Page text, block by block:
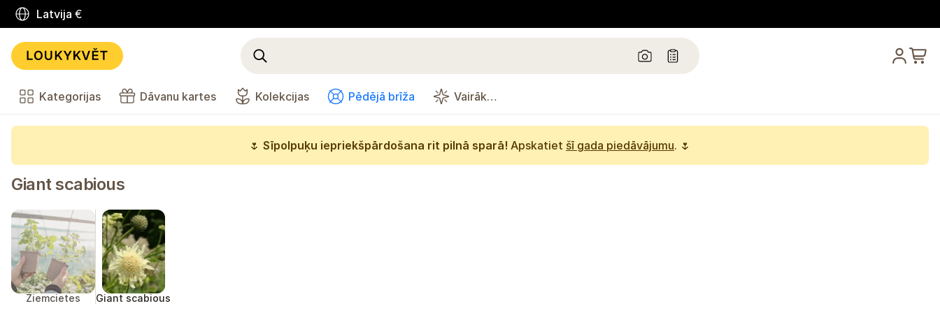
Latvija €
Kategorijas Dāvanu kartes Kolekcijas Pēdējā brīža Vairāk…
🌷 Sīpolpuķu iepriekšpārdošana rit pilnā sparā! Apskatiet šī gada piedāvājumu. 🌷
Giant scabious
Ziemcietes Giant scabious